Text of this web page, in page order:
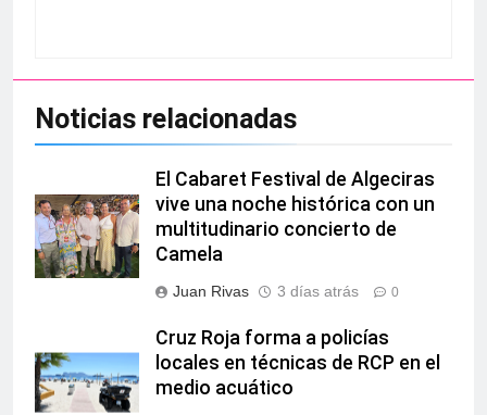
Noticias relacionadas
El Cabaret Festival de Algeciras
vive una noche histórica con un
multitudinario concierto de
Camela
Juan Rivas 3 días atrás 0
Cruz Roja forma a policías
locales en técnicas de RCP en el
medio acuático